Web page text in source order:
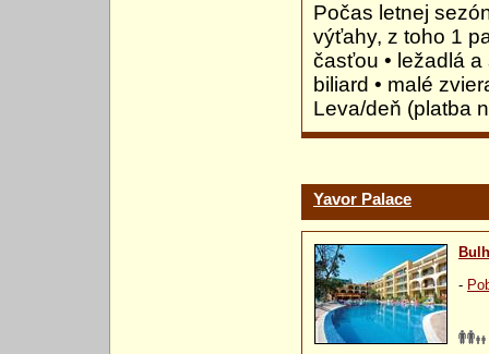
Počas letnej
výťahy, z toho 1
časťou • ležadlá
biliard • malé
Leva/deň (platba
Yavor Palace
-